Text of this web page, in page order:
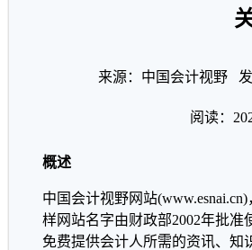
来源：中国会计视野
阅读：
概述
中国会计视野网站(www.esnai.cn)
样网站名字由财政部2002年批
免费提供会计人所需的资讯、知